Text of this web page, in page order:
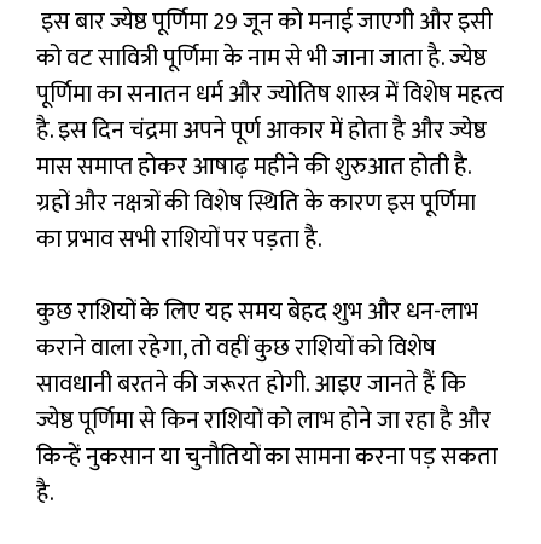
इस बार ज्येष्ठ पूर्णिमा 29 जून को मनाई जाएगी और इसी
को वट सावित्री पूर्णिमा के नाम से भी जाना जाता है. ज्येष्ठ
पूर्णिमा का सनातन धर्म और ज्योतिष शास्त्र में विशेष महत्व
है. इस दिन चंद्रमा अपने पूर्ण आकार में होता है और ज्येष्ठ
मास समाप्त होकर आषाढ़ महीने की शुरुआत होती है.
ग्रहों और नक्षत्रों की विशेष स्थिति के कारण इस पूर्णिमा
का प्रभाव सभी राशियों पर पड़ता है.
कुछ राशियों के लिए यह समय बेहद शुभ और धन-लाभ
कराने वाला रहेगा, तो वहीं कुछ राशियों को विशेष
सावधानी बरतने की जरूरत होगी. आइए जानते हैं कि
ज्येष्ठ पूर्णिमा से किन राशियों को लाभ होने जा रहा है और
किन्हें नुकसान या चुनौतियों का सामना करना पड़ सकता
है.